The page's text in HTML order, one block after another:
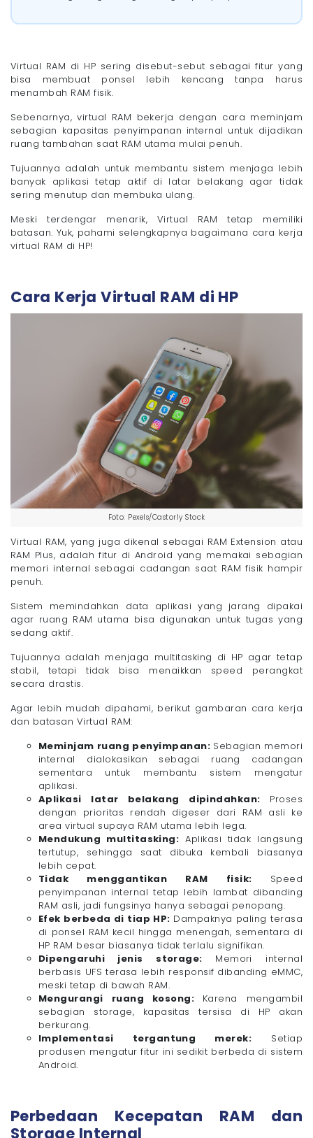
Virtual RAM di HP sering disebut-sebut sebagai fitur yang
bisa membuat ponsel lebih kencang tanpa harus
menambah RAM fisik.
Sebenarnya, virtual RAM bekerja dengan cara meminjam
sebagian kapasitas penyimpanan internal untuk dijadikan
ruang tambahan saat RAM utama mulai penuh.
Tujuannya adalah untuk membantu sistem menjaga lebih
banyak aplikasi tetap aktif di latar belakang agar tidak
sering menutup dan membuka ulang.
Meski terdengar menarik, Virtual RAM tetap memiliki
batasan. Yuk, pahami selengkapnya bagaimana cara kerja
virtual RAM di HP!
Cara Kerja Virtual RAM di HP
Foto: Pexels/Castorly Stock
Virtual RAM, yang juga dikenal sebagai RAM Extension atau
RAM Plus, adalah fitur di Android yang memakai sebagian
memori internal sebagai cadangan saat RAM fisik hampir
penuh.
Sistem memindahkan data aplikasi yang jarang dipakai
agar ruang RAM utama bisa digunakan untuk tugas yang
sedang aktif.
Tujuannya adalah menjaga multitasking di HP agar tetap
stabil, tetapi tidak bisa menaikkan speed perangkat
secara drastis.
Agar lebih mudah dipahami, berikut gambaran cara kerja
dan batasan Virtual RAM:
Meminjam ruang penyimpanan: Sebagian memori
internal dialokasikan sebagai ruang cadangan
sementara untuk membantu sistem mengatur
aplikasi.
Aplikasi latar belakang dipindahkan: Proses
dengan prioritas rendah digeser dari RAM asli ke
area virtual supaya RAM utama lebih lega.
Mendukung multitasking: Aplikasi tidak langsung
tertutup, sehingga saat dibuka kembali biasanya
lebih cepat.
Tidak menggantikan RAM fisik: Speed
penyimpanan internal tetap lebih lambat dibanding
RAM asli, jadi fungsinya hanya sebagai penopang.
Efek berbeda di tiap HP: Dampaknya paling terasa
di ponsel RAM kecil hingga menengah, sementara di
HP RAM besar biasanya tidak terlalu signifikan.
Dipengaruhi jenis storage: Memori internal
berbasis UFS terasa lebih responsif dibanding eMMC,
meski tetap di bawah RAM.
Mengurangi ruang kosong: Karena mengambil
sebagian storage, kapasitas tersisa di HP akan
berkurang.
Implementasi tergantung merek: Setiap
produsen mengatur fitur ini sedikit berbeda di sistem
Android.
Perbedaan Kecepatan RAM dan
Storage Internal